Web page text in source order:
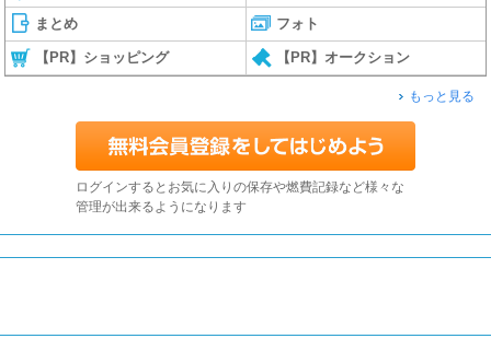
まとめ フォト
【PR】ショッピング 【PR】オークション
もっと見る
ログインするとお気に入りの保存や燃費記録など様々な
管理が出来るようになります